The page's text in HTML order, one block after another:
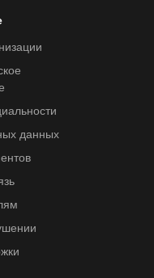
данных